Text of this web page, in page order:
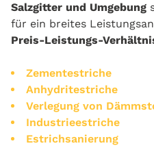
Salzgitter und Umgebung
für ein breites
Preis-Leistungs-
Zementestriche
Anhydritestriche
Verlegung von
Industrieestriche
Estrichsanierung